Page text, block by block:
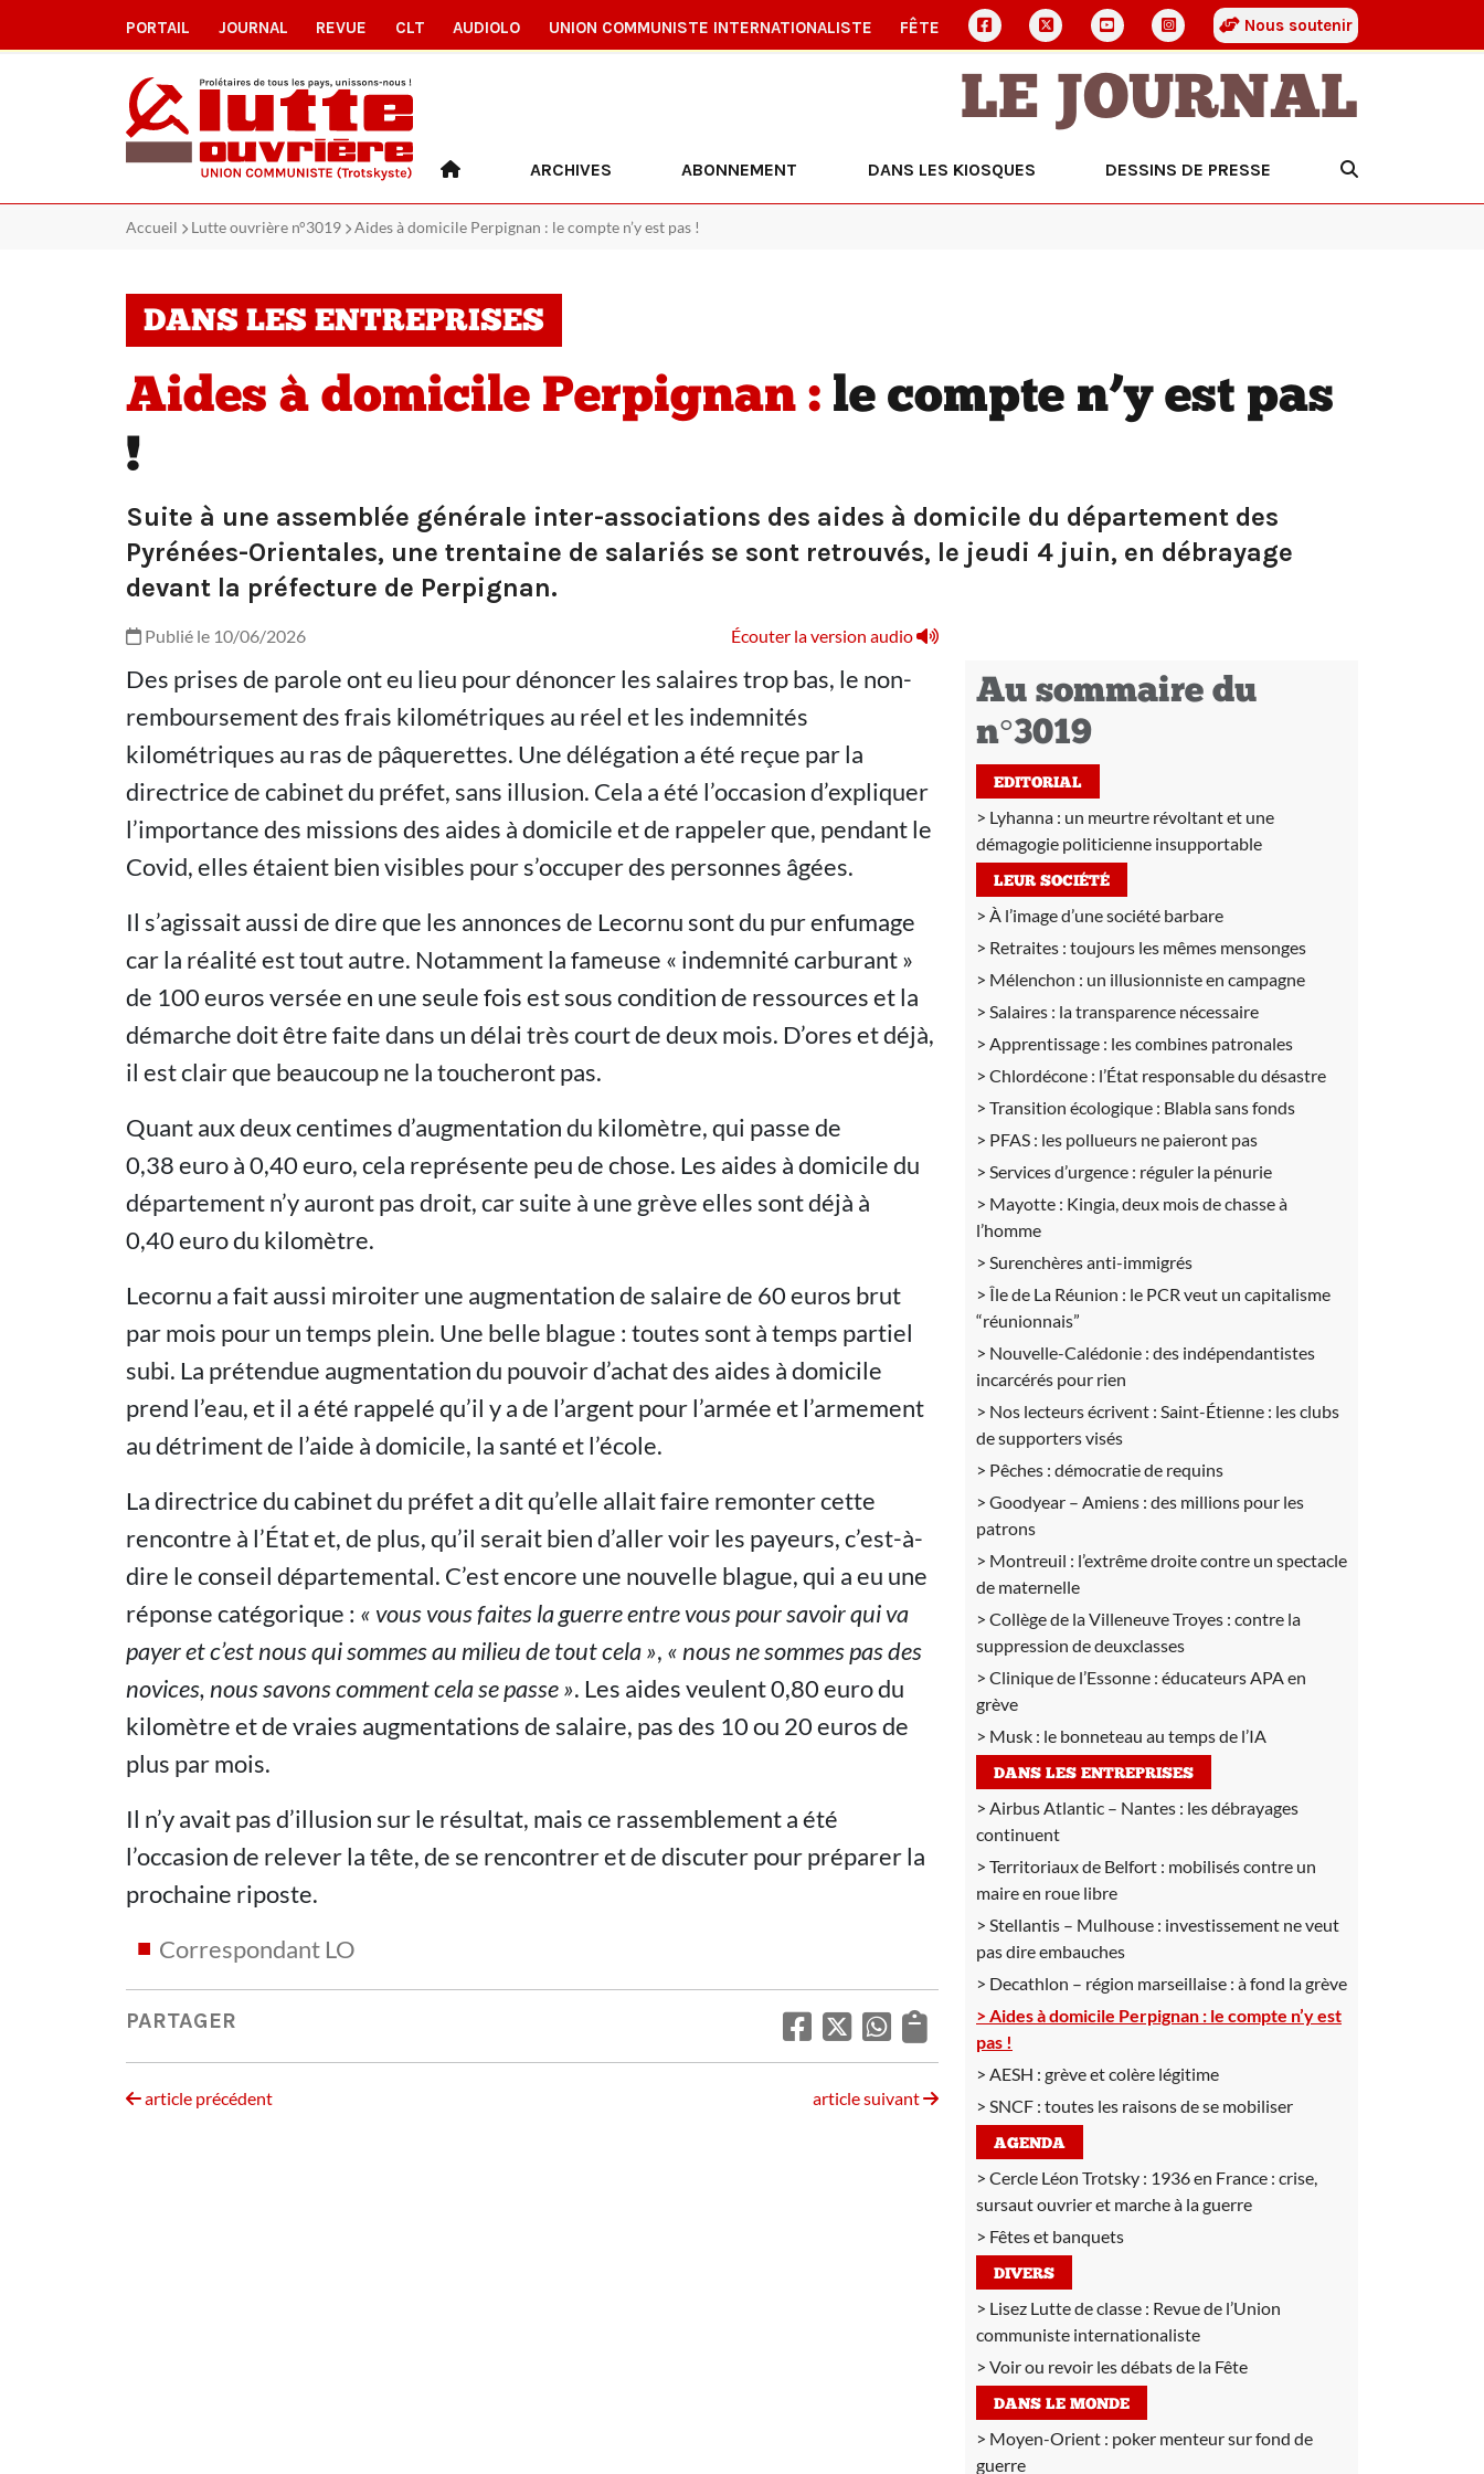
PORTAIL JOURNAL REVUE CLT AUDIOLO UNION COMMUNISTE INTERNATIONALISTE FÊTE Nous soutenir
LE JOURNAL
ARCHIVES ABONNEMENT DANS LES KIOSQUES DESSINS DE PRESSE
Accueil Lutte ouvrière n°3019 Aides à domicile Perpignan : le compte n’y est pas !
DANS LES ENTREPRISES
Aides à domicile Perpignan : le compte n’y est pas
!
Suite à une assemblée générale inter-associations des aides à domicile du département des
Pyrénées-Orientales, une trentaine de salariés se sont retrouvés, le jeudi 4 juin, en débrayage
devant la préfecture de Perpignan.
Publié le 10/06/2026 Écouter la version audio
Des prises de parole ont eu lieu pour dénoncer les salaires trop bas, le non-
remboursement des frais kilométriques au réel et les indemnités
kilométriques au ras de pâquerettes. Une délégation a été reçue par la
directrice de cabinet du préfet, sans illusion. Cela a été l’occasion d’expliquer
l’importance des missions des aides à domicile et de rappeler que, pendant le
Covid, elles étaient bien visibles pour s’occuper des personnes âgées.
Il s’agissait aussi de dire que les annonces de Lecornu sont du pur enfumage
car la réalité est tout autre. Notamment la fameuse « indemnité carburant »
de 100 euros versée en une seule fois est sous condition de ressources et la
démarche doit être faite dans un délai très court de deux mois. D’ores et déjà,
il est clair que beaucoup ne la toucheront pas.
Quant aux deux centimes d’augmentation du kilomètre, qui passe de
0,38 euro à 0,40 euro, cela représente peu de chose. Les aides à domicile du
département n’y auront pas droit, car suite à une grève elles sont déjà à
0,40 euro du kilomètre.
Lecornu a fait aussi miroiter une augmentation de salaire de 60 euros brut
par mois pour un temps plein. Une belle blague : toutes sont à temps partiel
subi. La prétendue augmentation du pouvoir d’achat des aides à domicile
prend l’eau, et il a été rappelé qu’il y a de l’argent pour l’armée et l’armement
au détriment de l’aide à domicile, la santé et l’école.
La directrice du cabinet du préfet a dit qu’elle allait faire remonter cette
rencontre à l’État et, de plus, qu’il serait bien d’aller voir les payeurs, c’est-à-
dire le conseil départemental. C’est encore une nouvelle blague, qui a eu une
réponse catégorique : « vous vous faites la guerre entre vous pour savoir qui va
payer et c’est nous qui sommes au milieu de tout cela », « nous ne sommes pas des
novices, nous savons comment cela se passe ». Les aides veulent 0,80 euro du
kilomètre et de vraies augmentations de salaire, pas des 10 ou 20 euros de
plus par mois.
Il n’y avait pas d’illusion sur le résultat, mais ce rassemblement a été
l’occasion de relever la tête, de se rencontrer et de discuter pour préparer la
prochaine riposte.
Correspondant LO
PARTAGER
article précédent article suivant
Au sommaire du
n°3019
EDITORIAL
Lyhanna : un meurtre révoltant et une
démagogie politicienne insupportable
LEUR SOCIÉTÉ
À l’image d’une société barbare
Retraites : toujours les mêmes mensonges
Mélenchon : un illusionniste en campagne
Salaires : la transparence nécessaire
Apprentissage : les combines patronales
Chlordécone : l’État responsable du désastre
Transition écologique : Blabla sans fonds
PFAS : les pollueurs ne paieront pas
Services d’urgence : réguler la pénurie
Mayotte : Kingia, deux mois de chasse à
l’homme
Surenchères anti-immigrés
Île de La Réunion : le PCR veut un capitalisme
“réunionnais”
Nouvelle-Calédonie : des indépendantistes
incarcérés pour rien
Nos lecteurs écrivent : Saint-Étienne : les clubs
de supporters visés
Pêches : démocratie de requins
Goodyear – Amiens : des millions pour les
patrons
Montreuil : l’extrême droite contre un spectacle
de maternelle
Collège de la Villeneuve Troyes : contre la
suppression de deuxclasses
Clinique de l’Essonne : éducateurs APA en
grève
Musk : le bonneteau au temps de l’IA
DANS LES ENTREPRISES
Airbus Atlantic – Nantes : les débrayages
continuent
Territoriaux de Belfort : mobilisés contre un
maire en roue libre
Stellantis – Mulhouse : investissement ne veut
pas dire embauches
Decathlon – région marseillaise : à fond la grève
Aides à domicile Perpignan : le compte n’y est
pas !
AESH : grève et colère légitime
SNCF : toutes les raisons de se mobiliser
AGENDA
Cercle Léon Trotsky : 1936 en France : crise,
sursaut ouvrier et marche à la guerre
Fêtes et banquets
DIVERS
Lisez Lutte de classe : Revue de l’Union
communiste internationaliste
Voir ou revoir les débats de la Fête
DANS LE MONDE
Moyen-Orient : poker menteur sur fond de
guerre